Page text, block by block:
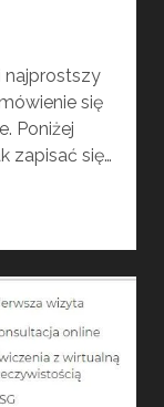
najprostszy
się
Poniżej
zapisać się…